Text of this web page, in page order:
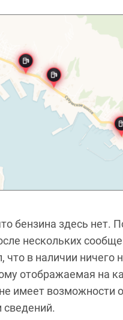
бензина здесь нет.
нескольких
в наличии ничего
отображаемая на
имеет возможности
сведений.